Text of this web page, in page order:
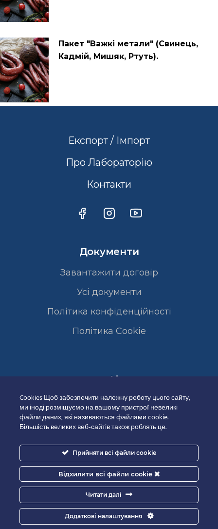
Пакет "Важкі метали" (Свинець,
Кадмій, Мишяк, Ртуть).
Експорт / Імпорт
Про Лабораторію
Контакти
Документи
Завантажити договір
Усі документи
Політика конфіденційності
Полiтика Cookie
Сертифікати
Good-IT.com.ua for Biolights - All rights reserved.
Cookies Щоб забезпечити належну роботу цього сайту,
ми іноді розміщуємо на вашому пристрої невеликі
файли даних, які називаються файлами cookie.
Більшість великих веб-сайтів також роблять це.
Прийняти всі файли cookie
Відхилити всі файли cookie
Читати далі
Додаткові налаштування